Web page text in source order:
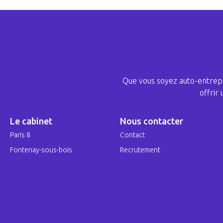
Que vous soyez auto-
offrir
Le cabinet
Paris 8
Fontenay-sous-bois
Nous contacter
Contact
Recrutement